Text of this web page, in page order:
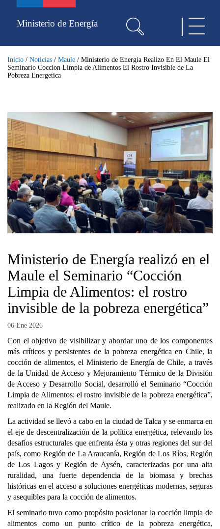
contenidoMinisterio de Energía
Inicio / Noticias / Maule / Ministerio de Energia Realizo En El Maule El
Seminario Coccion Limpia de Alimentos El Rostro Invisible de La
Pobreza Energetica
Ministerio de Energía realizó en el
Maule el Seminario “Cocción
Limpia de Alimentos: el rostro
invisible de la pobreza energética”
06 Ene 2026
Con el objetivo de visibilizar y abordar uno de los componentes
más críticos y persistentes de la pobreza energética en Chile, la
cocción de alimentos, el Ministerio de Energía de Chile, a través
de la Unidad de Acceso y Mejoramiento Térmico de la División
de Acceso y Desarrollo Social, desarrolló el Seminario “Cocción
Limpia de Alimentos: el rostro invisible de la pobreza energética”,
realizado en la Región del Maule.
La actividad se llevó a cabo en la ciudad de Talca y se enmarca en
el eje de descentralización de la política energética, relevando los
desafíos estructurales que enfrenta ésta y otras regiones del sur del
país, como Región de La Araucanía, Región de Los Ríos, Región
de Los Lagos y Región de Aysén, caracterizadas por una alta
ruralidad, una fuerte dependencia de la biomasa y brechas
históricas en el acceso a soluciones energéticas modernas, seguras
y asequibles para la cocción de alimentos.
El seminario tuvo como propósito posicionar la cocción limpia de
alimentos como un punto crítico de la pobreza energética,